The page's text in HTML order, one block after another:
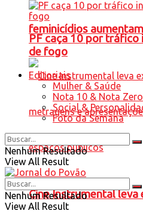
feminicídios
Cine Instrumental
PF caça 10 por
de fogo
Editoriais
Mulher & Saúde
Nota 10 & Nota Zero
Social &
Foto da Semana
Nenhum Resultado
View All Result
Nenhum Resultado
View All Result